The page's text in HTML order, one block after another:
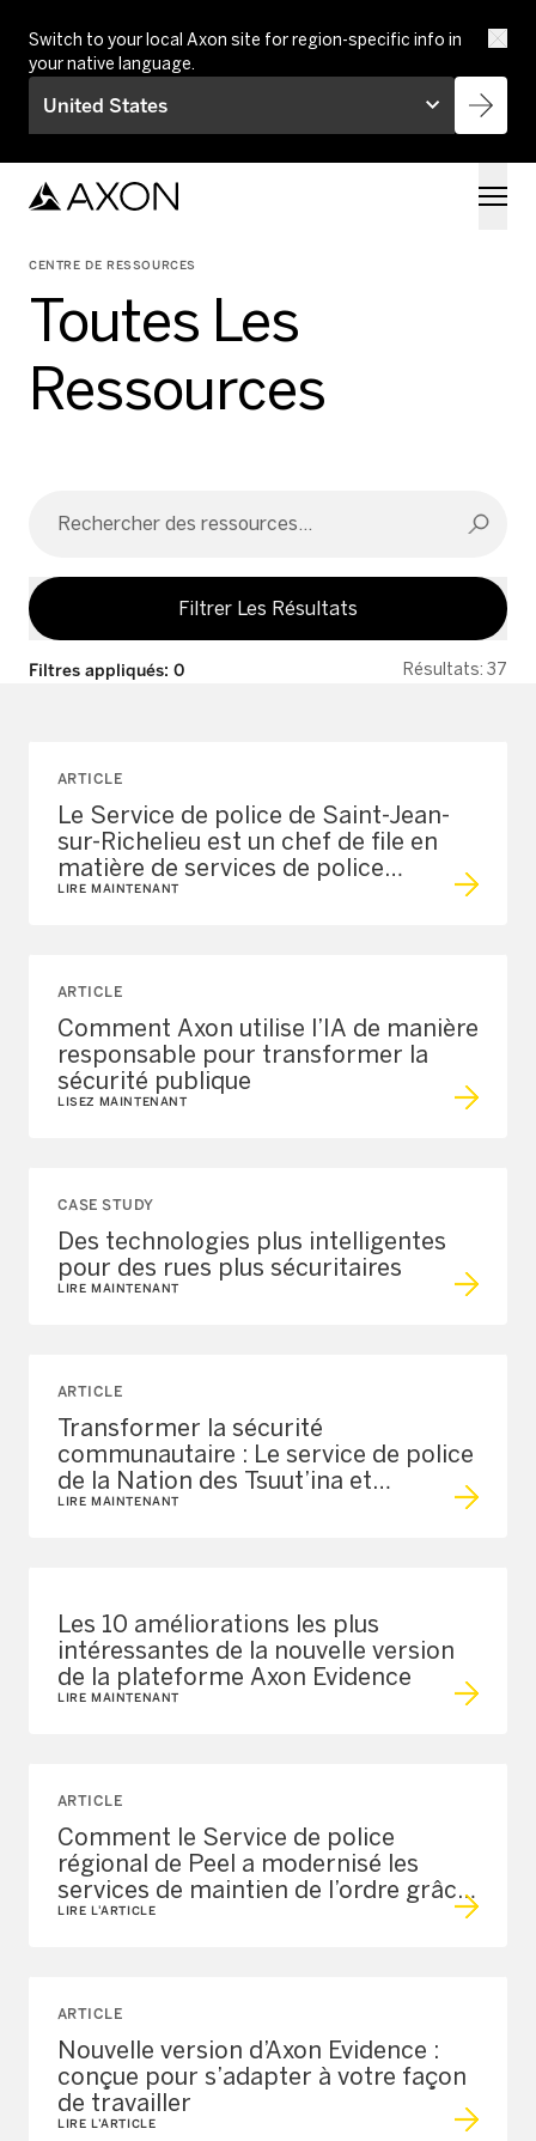
Switch to your local Axon site for region-specific info in
your native language.
United States
CENTRE DE RESSOURCES
Toutes Les
Ressources
Search
Filtrer Les Résultats
Filtres appliqués: 0 Résultats: 37
ARTICLE
Le Service de police de Saint-Jean-
sur-Richelieu est un chef de file en
matière de services de police
connectés
LIRE MAINTENANT
ARTICLE
Comment Axon utilise l’IA de manière
responsable pour transformer la
sécurité publique
LISEZ MAINTENANT
CASE STUDY
Des technologies plus intelligentes
pour des rues plus sécuritaires
LIRE MAINTENANT
ARTICLE
Transformer la sécurité
communautaire : Le service de police
de la Nation des Tsuut’ina et
l’écosystème Axon
LIRE MAINTENANT
Les 10 améliorations les plus
intéressantes de la nouvelle version
de la plateforme Axon Evidence
LIRE MAINTENANT
ARTICLE
Comment le Service de police
régional de Peel a modernisé les
services de maintien de l’ordre grâce
à l’écosystème Axon
LIRE L'ARTICLE
ARTICLE
Nouvelle version d’Axon Evidence :
conçue pour s’adapter à votre façon
de travailler
LIRE L’ARTICLE